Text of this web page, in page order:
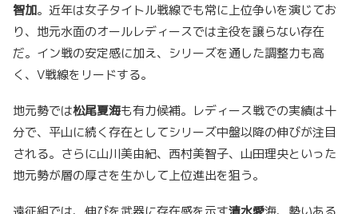
智加。近年は女子タイトル戦線でも常に上位争いを演じてお
り、地元水面のオールレディースでは主役を譲らない存在
だ。イン戦の安定感に加え、シリーズを通した調整力も高
く、V戦線をリードする。
地元勢では松尾夏海も有力候補。レディース戦での実績は十
分で、平山に続く存在としてシリーズ中盤以降の伸びが注目
される。さらに山川美由紀、西村美智子、山田理央といった
地元勢が層の厚さを生かして上位進出を狙う。